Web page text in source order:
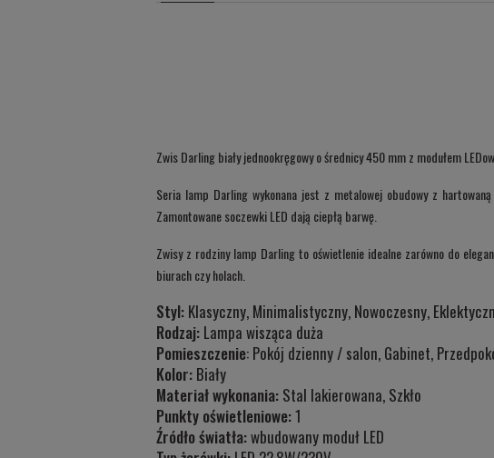
Zwis Darling biały jednookręgowy o średnicy 450 mm z modułem
Seria lamp Darling wykonana jest z metalowej obudowy z
Zamontowane soczewki LED dają ciepłą barwę.
Zwisy z rodziny lamp Darling to oświetlenie idealne zarówno do
biurach czy holach.
Styl: Klasyczny, Minimalistyczny, Nowoczesny,
Rodzaj: Lampa wisząca duża
Pomieszczenie: Pokój dzienny / salon, Gabinet,
Kolor: Biały
Materiał wykonania: Stal lakierowana, Szkło
Punkty oświetleniowe:1
Źródło światła:wbudowany moduł LED